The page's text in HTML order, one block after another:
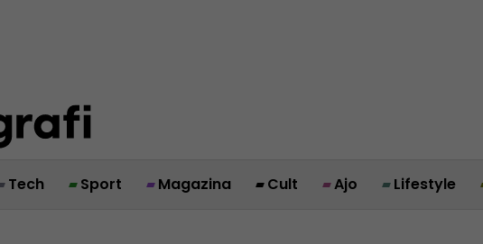
Tech Sport Magazina Cult Ajo Lifestyle